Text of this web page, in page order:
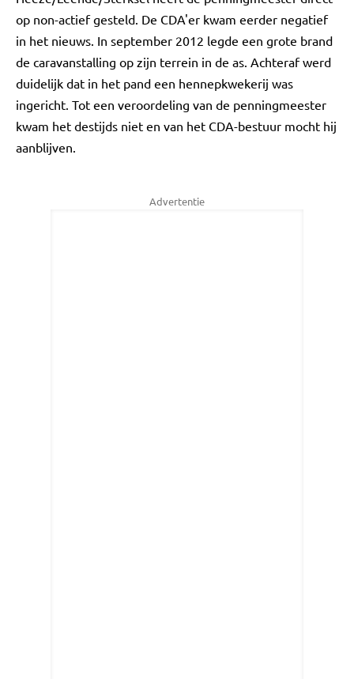
op non-actief gesteld. De CDA'er kwam eerder negatief
in het nieuws. In september 2012 legde een grote brand
de caravanstalling op zijn terrein in de as. Achteraf werd
duidelijk dat in het pand een hennepkwekerij was
ingericht. Tot een veroordeling van de penningmeester
kwam het destijds niet en van het CDA-bestuur mocht hij
aanblijven.
Advertentie